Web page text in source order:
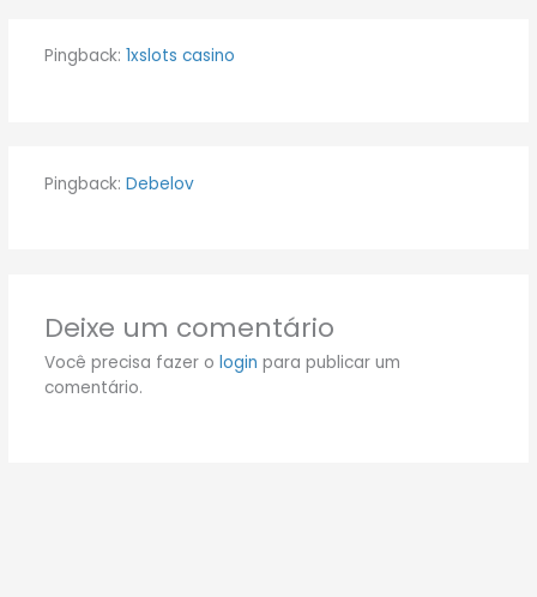
Pingback: 1xslots casino
Pingback: Debelov
Deixe um comentário
Você precisa fazer o login para publicar um
comentário.